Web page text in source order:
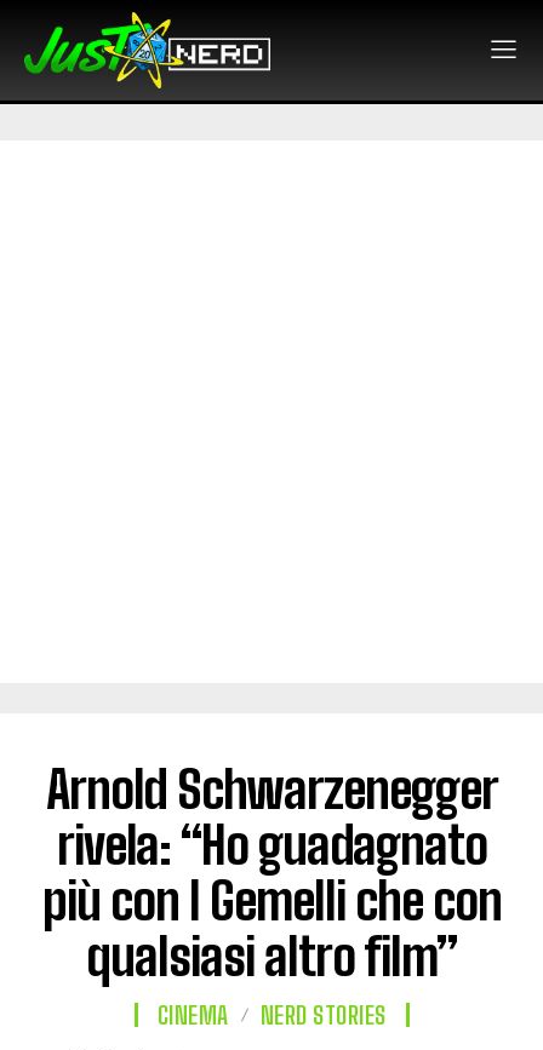
Arnold Schwarzenegger
rivela: “Ho guadagnato
più con I Gemelli che con
qualsiasi altro film”
CINEMA NERD STORIES